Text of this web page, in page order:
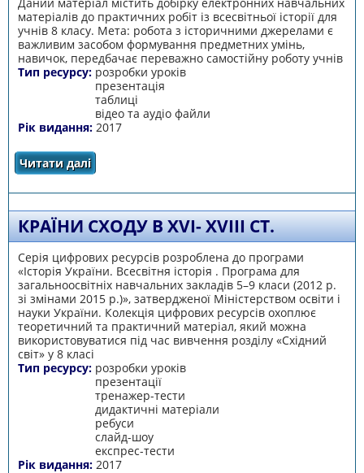
матеріалів до практичних робіт із всесвітньої історії для
учнів 8 класу. Мета: робота з історичними джерелами є
важливим засобом формування предметних умінь,
навичок, передбачає переважно самостійну роботу учнів
Тип ресурсу: розробки уроків
презентація
таблиці
відео та аудіо файли
Рік видання: 2017
Читати далі
КРАЇНИ СХОДУ В ХVІ- ХVІІІ СТ.
Серія цифрових ресурсів розроблена до програми
«Історія України. Всесвітня історія . Програма для
загальноосвітніх навчальних закладів 5–9 класи (2012 р.
зі змінами 2015 р.)», затвердженої Міністерством освіти і
науки України. Колекція цифрових ресурсів охоплює
теоретичний та практичний матеріал, який можна
використовуватися під час вивчення розділу «Східний
світ» у 8 класі
Тип ресурсу: розробки уроків
презентації
тренажер-тести
дидактичні матеріали
ребуси
слайд-шоу
експрес-тести
Рік видання: 2017